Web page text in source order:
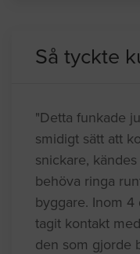
Så tyckte
"Detta funkade
smidigt sätt att
snickare,
behöva ringa
byggare. Inom 4
tagit kontakt
den som gjorde